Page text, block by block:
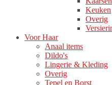
Keuken
Overig
Voor Haar
Anaal items
Dildo's
Lingerie & Kleding
Overig
Tepel en Borst